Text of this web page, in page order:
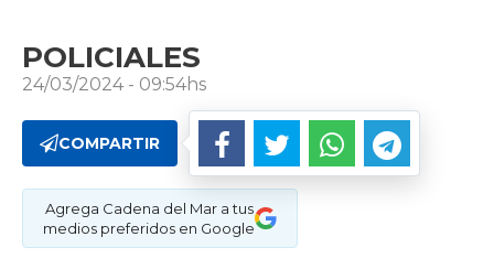
POLICIALES
24/03/2024 - 09:54hs
COMPARTIR
Agrega Cadena del Mar a tus
medios preferidos en Google